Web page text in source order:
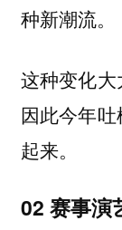
种新潮流。
这种变化大
因此今年
起来。
02 赛事演